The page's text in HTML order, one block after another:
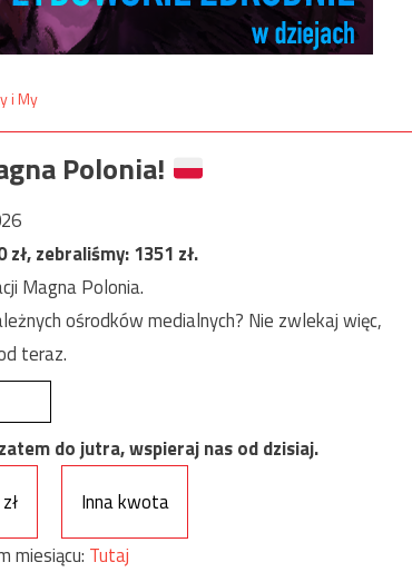
Polonia!
zł, zebraliśmy:1351 zł.
Magna Polonia.
ośrodków medialnych? Nie zwlekaj więc,
teraz.
do jutra, wspieraj nas od dzisiaj.
Inna kwota
miesiącu: Tutaj